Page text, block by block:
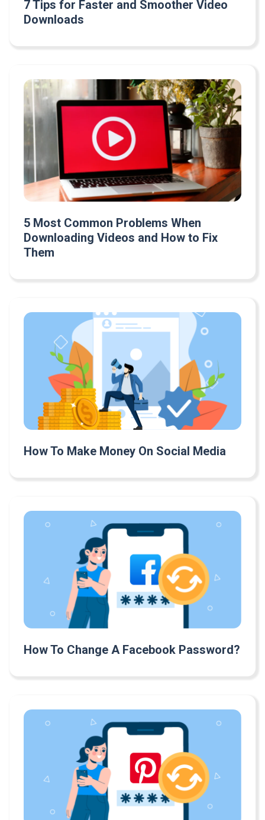
7 Tips for Faster and Smoother Video
Downloads
5 Most Common Problems When
Downloading Videos and How to Fix
Them
How To Make Money On Social Media
How To Change A Facebook Password?